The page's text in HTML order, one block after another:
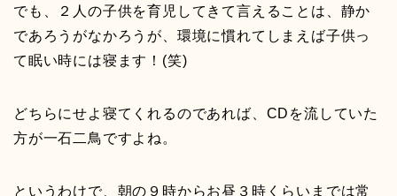
でも、２人の子供を育児してきて言えることは、静か
であろうがなかろうが、環境に慣れてしまえば子供っ
て眠い時には寝ます！(笑)
どちらにせよ寝てくれるのであれば、CDを流していた
方が一石二鳥ですよね。
というわけで、朝の９時からお昼３時くらいまでは常